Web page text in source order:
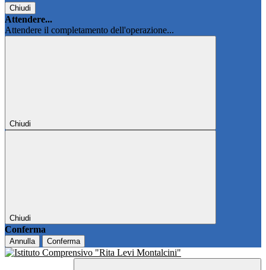
Chiudi
Attendere...
Attendere il completamento dell'operazione...
Chiudi
Chiudi
Conferma
Annulla Conferma